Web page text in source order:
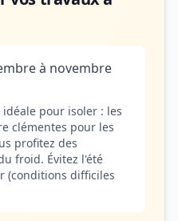
à novembre
pour isoler : les
clémentes pour les
profitez des
froid. Évitez l'été
(conditions difficiles